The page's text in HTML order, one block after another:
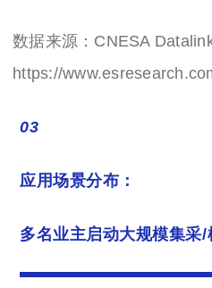
数据来源：CNESA
https://
03
应用场景分布：
多名业主启动大规模集采/